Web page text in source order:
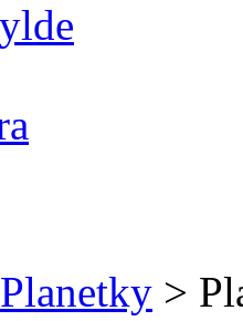
Planetky >